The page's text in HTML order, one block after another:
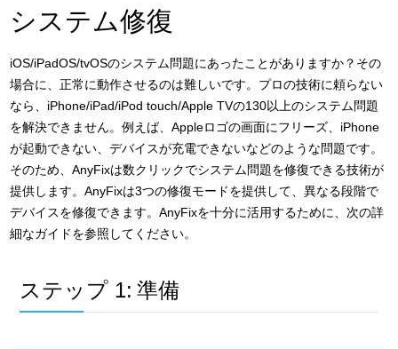
システム修復
iOS/iPadOS/tvOSのシステム問題にあったことがありますか？その
場合に、正常に動作させるのは難しいです。プロの技術に頼らない
なら、iPhone/iPad/iPod touch/Apple TVの130以上のシステム問題
を解決できません。例えば、Appleロゴの画面にフリーズ、iPhone
が起動できない、デバイスが充電できないなどのような問題です。
そのため、AnyFixは数クリックでシステム問題を修復できる技術が
提供します。AnyFixは3つの修復モードを提供して、異なる段階で
デバイスを修復できます。AnyFixを十分に活用するために、次の詳
細なガイドを参照してください。
ステップ 1: 準備